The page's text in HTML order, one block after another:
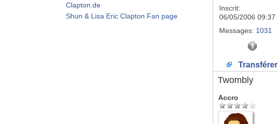
Clapton.de
Shun & Lisa Eric Clapton Fan page
Inscrit:
06/05/2006 09:37
Messages: 1031
Transférer
Twombly
Accro